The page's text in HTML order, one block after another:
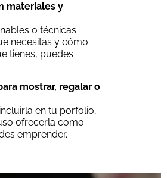
materiales y
o técnicas
necesitas y cómo
tienes, puedes
mostrar, regalar o
en tu porfolio,
ofrecerla como
emprender.